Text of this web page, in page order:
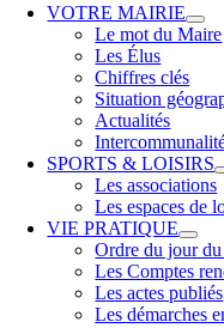
VOTRE MAIRIE
Le mot du Maire
Les Élus
Chiffres clés
Situation
Actualités
SPORTS & LOISIRS
Les associations
Les espaces de
VIE PRATIQUE
Ordre du jour
Les Comptes
Les actes publiés
Les démarches